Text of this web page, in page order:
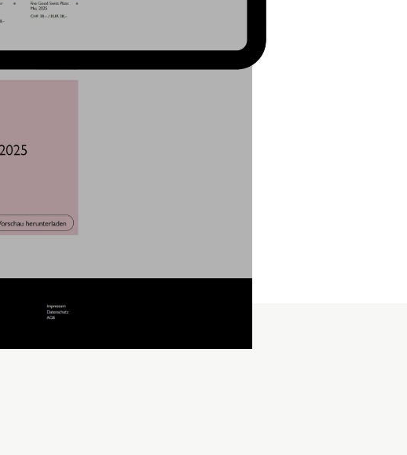
und entsprach der neuesten
bei gleicher Optik sowie etliche
des Shop-Systems.